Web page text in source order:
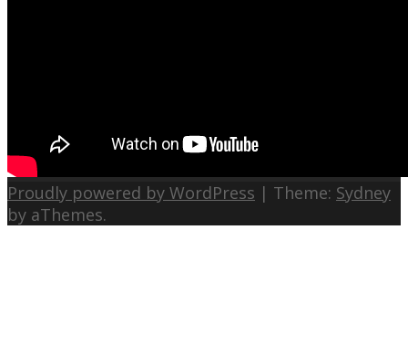
Proudly powered by WordPress | Theme: Sydney
by aThemes.